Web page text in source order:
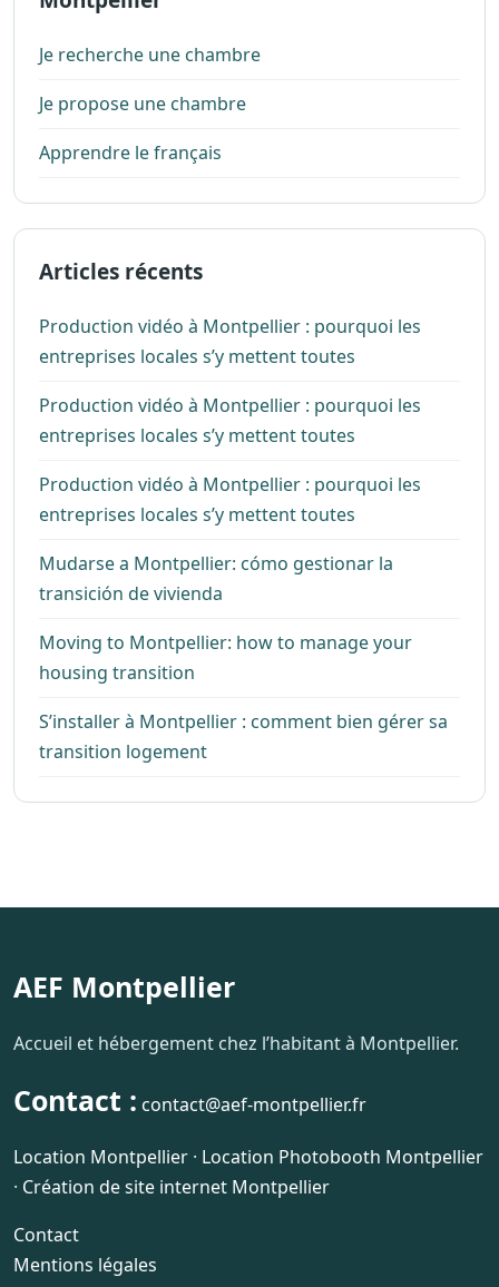
Je recherche une chambre
Je propose une chambre
Apprendre le français
Articles récents
Production vidéo à Montpellier : pourquoi les
entreprises locales s’y mettent toutes
Production vidéo à Montpellier : pourquoi les
entreprises locales s’y mettent toutes
Production vidéo à Montpellier : pourquoi les
entreprises locales s’y mettent toutes
Mudarse a Montpellier: cómo gestionar la
transición de vivienda
Moving to Montpellier: how to manage your
housing transition
S’installer à Montpellier : comment bien gérer sa
transition logement
AEF Montpellier
Accueil et hébergement chez l’habitant à Montpellier.
Contact : contact@aef-montpellier.fr
Location Montpellier · Location Photobooth Montpellier
· Création de site internet Montpellier
Contact
Mentions légales